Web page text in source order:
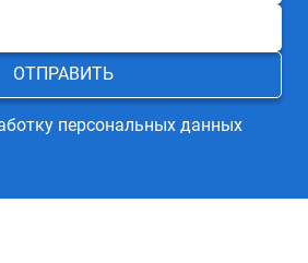
персональных данных